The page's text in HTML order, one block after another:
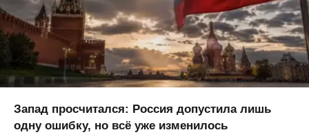
Запад просчитался: Россия допустила лишь
одну ошибку, но всё уже изменилось